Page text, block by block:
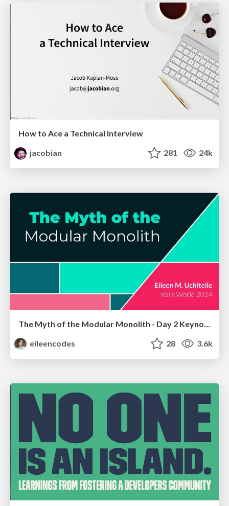
How to Ace a Technical Interview
jacobian
281 24k
The Myth of the Modular Monolith - Day 2 Keynote - Rails World 2024
eileencodes
28 3.6k